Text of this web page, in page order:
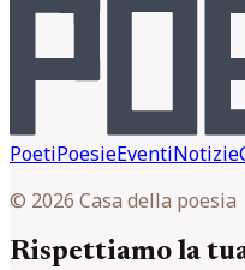
PoetiPoesieEventiNotizie
© 2026 Casa della poesia
Rispettiamo la